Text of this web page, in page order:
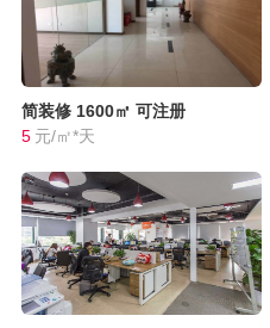
简装修 1600㎡ 可注册
5 元/㎡*天